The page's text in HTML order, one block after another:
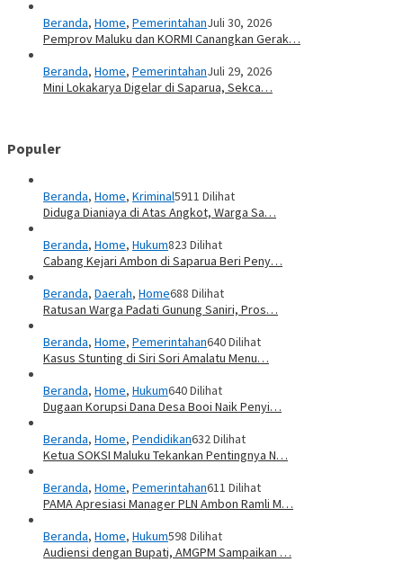
Beranda, Home, PemerintahanJuli 30, 2026
Pemprov Maluku dan KORMI Canangkan Gerak…
Beranda, Home, PemerintahanJuli 29, 2026
Mini Lokakarya Digelar di Saparua, Sekca…
Populer
Beranda, Home, Kriminal5911 Dilihat
Diduga Dianiaya di Atas Angkot, Warga Sa…
Beranda, Home, Hukum823 Dilihat
Cabang Kejari Ambon di Saparua Beri Peny…
Beranda, Daerah, Home688 Dilihat
Ratusan Warga Padati Gunung Saniri, Pros…
Beranda, Home, Pemerintahan640 Dilihat
Kasus Stunting di Siri Sori Amalatu Menu…
Beranda, Home, Hukum640 Dilihat
Dugaan Korupsi Dana Desa Booi Naik Penyi…
Beranda, Home, Pendidikan632 Dilihat
Ketua SOKSI Maluku Tekankan Pentingnya N…
Beranda, Home, Pemerintahan611 Dilihat
PAMA Apresiasi Manager PLN Ambon Ramli M…
Beranda, Home, Hukum598 Dilihat
Audiensi dengan Bupati, AMGPM Sampaikan …